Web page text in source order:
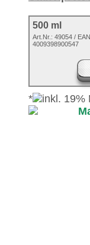
500 ml
Art.Nr.: 49054 /
4009398900547
*